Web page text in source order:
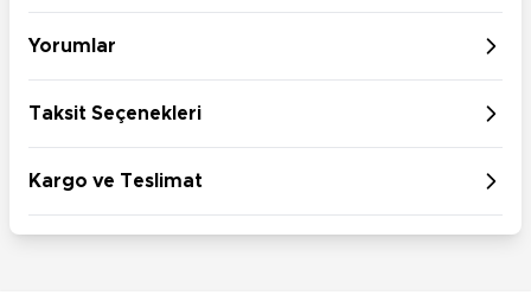
Yorumlar
Taksit Seçenekleri
Kargo ve Teslimat